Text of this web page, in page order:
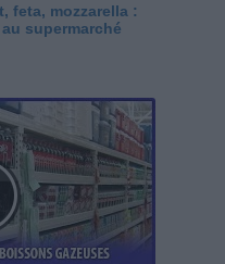
feta, mozzarella :
supermarché